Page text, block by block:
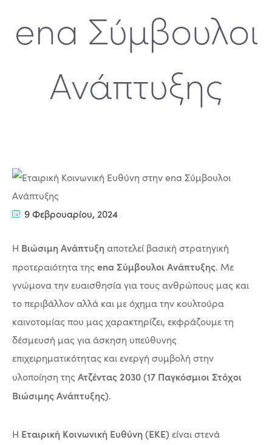
ena Σύμβουλοι
Ανάπτυξης
9 Φεβρουαρίου, 2024
Η Βιώσιμη Ανάπτυξηαποτελεί βασική στρατηγική
προτεραιότητα τηςena Σύμβουλοι Ανάπτυξης. Με
γνώμονα την ευαισθησία για τους ανθρώπους μας και
το περιβάλλον αλλά και με όχημα την κουλτούρα
καινοτομίας που μας χαρακτηρίζει, εκφράζουμε τη
δέσμευσή μας για άσκηση υπεύθυνης
επιχειρηματικότητας και ενεργή συμβολή στην
υλοποίηση τηςΑτζέντας 2030 (17 Παγκόσμιοι Στόχοι
Βιώσιμης Ανάπτυξης).
Η Εταιρική Κοινωνική Ευθύνη (ΕΚΕ) είναι στενά